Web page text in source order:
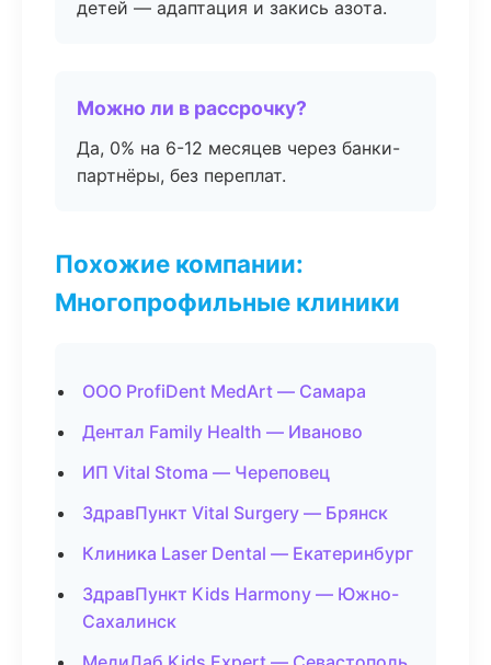
детей — адаптация и закись азота.
Можно ли в рассрочку?
Да, 0% на 6-12 месяцев через банки-
партнёры, без переплат.
Похожие компании:
Многопрофильные клиники
ООО ProfiDent MedArt — Самара
Дентал Family Health — Иваново
ИП Vital Stoma — Череповец
ЗдравПункт Vital Surgery — Брянск
Клиника Laser Dental — Екатеринбург
ЗдравПункт Kids Harmony — Южно-
Сахалинск